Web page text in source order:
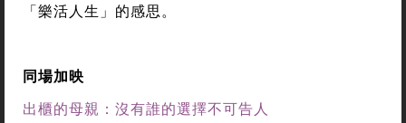
「樂活人生」的感思。
同場加映
出櫃的母親：沒有誰的選擇不可告人